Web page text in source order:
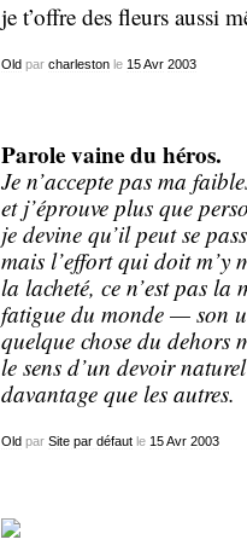
je t’offre des fleurs aussi
Old par charlestonle 15 Avr 2003
Parole vaine du héros.
Je n’accepte pas ma
et j’éprouve plus que
je devine qu’il peut se
mais l’effort qui doit m’y
la lacheté, ce n’est pas la
fatigue du monde — son
quelque chose du dehors
le sens d’un devoir
davantage que les autres.
Old par Site par défautle 15 Avr 2003